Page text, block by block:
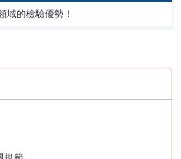
域的檢驗優勢！